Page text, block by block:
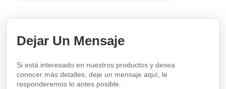
Dejar Un Mensaje
Si está interesado en nuestros productos y desea
conocer más detalles, deje un mensaje aquí, le
responderemos lo antes posible.